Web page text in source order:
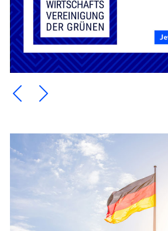
Ein Element zurück blättern
Ein Element weiter blättern